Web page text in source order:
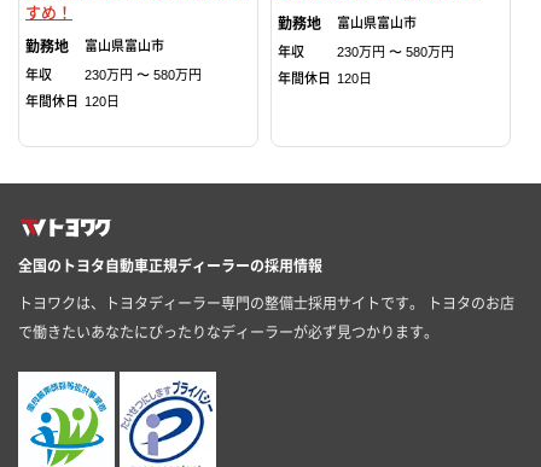
すめ！
富山県富山市
年収
230万円 〜 580万円
年間休日
120日
富山県富山市
年収
230万円 〜 580万円
年間休日
120日
全国のトヨタ自動車正規ディーラーの採用情報
トヨワクは、トヨタディーラー専門の整備士採用サイトです。 トヨタのお店
で働きたいあなたにぴったりなディーラーが必ず見つかります。